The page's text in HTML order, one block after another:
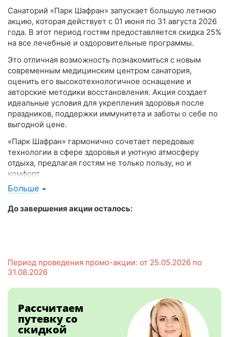
Санаторий «Парк Шафран» запускает большую летнюю
акцию, которая действует с 01 июня по 31 августа 2026
года. В этот период гостям предоставляется скидка 25%
на все лечебные и оздоровительные программы.
Это отличная возможность познакомиться с новым
современным медицинским центром санатория,
оценить его высокотехнологичное оснащение и
авторские методики восстановления. Акция создает
идеальные условия для укрепления здоровья после
праздников, поддержки иммунитета и заботы о себе по
выгодной цене.
«Парк Шафран» гармонично сочетает передовые
технологии в сфере здоровья и уютную атмосферу
отдыха, предлагая гостям не только пользу, но и
комфорт.
Условия акции:
Скидка 25% на все лечебные и оздоровительные
Больше
До завершения акции осталось:
Период проведения промо-акции: от 25.05.2026 по
31.08.2026
Рассчитаем
путевку со
скидкой